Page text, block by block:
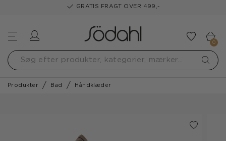
GRATIS FRAGT OVER 499,-
Tilføj
0
Produkter Bad Håndklæder